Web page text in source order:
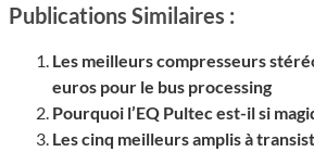
Publications Similaires :
Les meilleurs compresseurs
euros pour le bus processing
Pourquoi l’EQ Pultec est-il si
Les cinq meilleurs amplis à